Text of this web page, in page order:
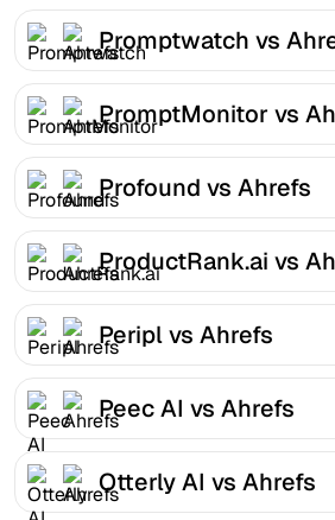
Promptwatch vs
PromptMonitor vs
Profound vs Ahrefs
ProductRank.ai vs
Peripl vs Ahrefs
Peec AI vs Ahrefs
Otterly AI vs Ahrefs